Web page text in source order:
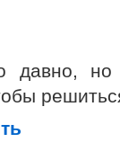
давно,